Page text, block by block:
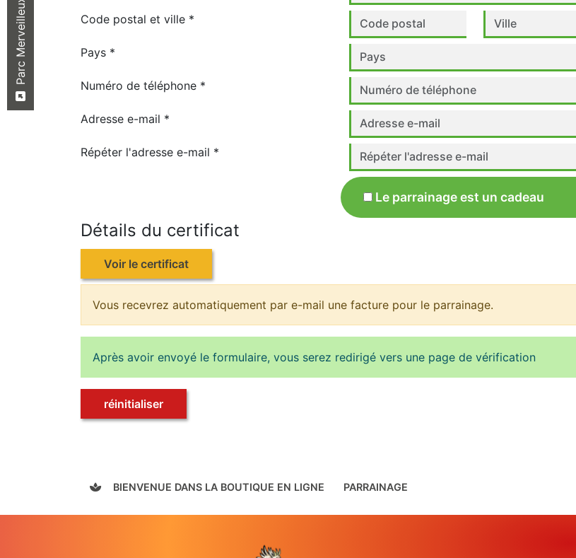
Code postal et ville *
Pays *
Numéro de téléphone *
Adresse e-mail *
Répéter l'adresse e-mail *
Le parrainage est un cadeau
Détails du certificat
Voir le certificat
Vous recevrez automatiquement par e-mail une facture pour le parrainage.
Après avoir envoyé le formulaire, vous serez redirigé vers une page de vérification
réinitialiser
BIENVENUE DANS LA BOUTIQUE EN LIGNE PARRAINAGE
Parc Merveilleux